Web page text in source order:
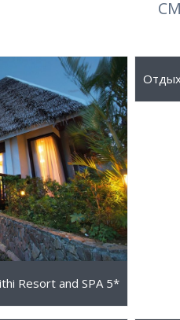
Resort and SPA 5*
403